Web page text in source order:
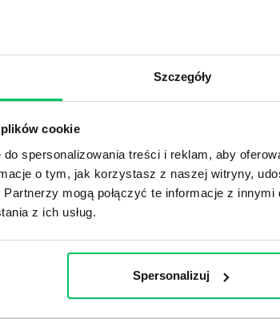
Szczegóły
cookie
spersonalizowania treści i reklam, aby
o tym, jak korzystasz z naszej witryny,
mogą połączyć te informacje z
z ich usług.
Spersonalizuj
dostarczające leki pacjentom będą
przed ich wydaniem.
która zapobiega otwarciu
za te sprawdzone. Wydawać by się mogło,
będzie obowiązywać od9 lutego 2019,
im kary zarówno pieniężne jak i możliwość